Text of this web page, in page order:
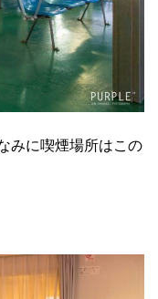
みに喫煙場所はこの